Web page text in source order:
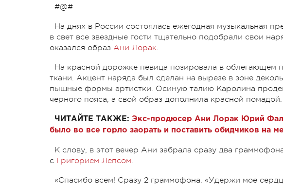
#@#
На днях в России состоялась ежегодная музыкальная
в свет все звездные гости тщательно подобрали свои
оказался образ Ани Лорак.
На красной дорожке певица позировала в облегающем
ткани. Акцент наряда был сделан на вырезе в зоне
пышные формы артистки. Осиную талию Каролина
черного пояса, а свой образ дополнила красной помадой.
ЧИТАЙТЕ ТАКЖЕ: Экс-продюсер Ани Лорак Юрий
было во все горло заорать и поставить обидчиков на
К слову, в этот вечер Ани забрала сразу два
с Григорием Лепсом.
«Спасибо всем! Сразу 2 граммофона. «Удержи мое